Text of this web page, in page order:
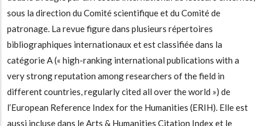
sous la direction du Comité scientifique et du Comité de
patronage. La revue figure dans plusieurs répertoires
bibliographiques internationaux et est classifiée dans la
catégorie A (« high-ranking international publications with a
very strong reputation among researchers of the field in
different countries, regularly cited all over the world ») de
l’European Reference Index for the Humanities (ERIH). Elle est
aussi incluse dans le Arts & Humanities Citation Index et le